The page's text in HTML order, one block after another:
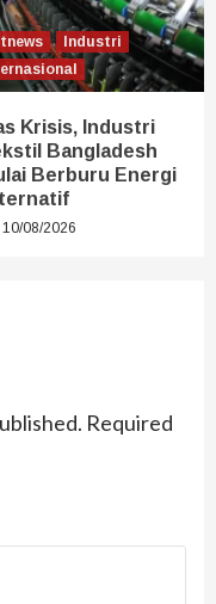
Industri
Krisis, Industri
Bangladesh
Berburu Energi
10/08/2026
Required